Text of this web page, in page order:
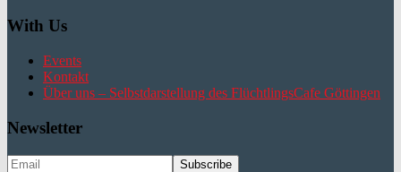
With Us
Events
Kontakt
Über uns – Selbstdarstellung des FlüchtlingsCafe Göttingen
Newsletter